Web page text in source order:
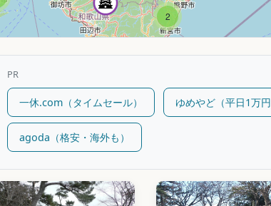
2
PR
一休.com（タイムセール） ゆめやど（平日1万円
agoda（格安・海外も）